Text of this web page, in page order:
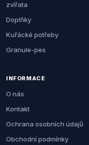
zvířata
Doplňky
Kuřácké potřeby
Granule-pes
INFORMACE
O nás
Kontakt
Ochrana osobních údajů
Obchodní podmínky